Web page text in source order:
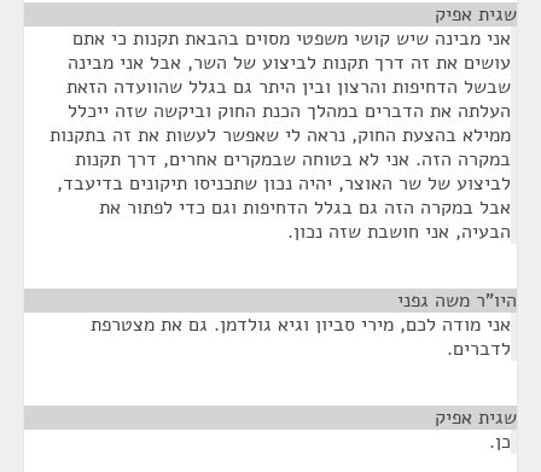
שגית אפיק
אני מבינה שיש קושי משפטי מסוים בהבאת תקנות כי אתם
עושים את זה דרך תקנות לביצוע של השר, אבל אני מבינה
שבשל הדחיפות והרצון ובין היתר גם בגלל שהוועדה הזאת
העלתה את הדברים במהלך הכנת החוק וביקשה שזה ייכלל
ממילא בהצעת החוק, נראה לי שאפשר לעשות את זה בתקנות
במקרה הזה. אני לא בטוחה שבמקרים אחרים, דרך תקנות
לביצוע של שר האוצר, יהיה נכון שתכניסו תיקונים בדיעבד,
אבל במקרה הזה גם בגלל הדחיפות וגם כדי לפתור את
הבעיה, אני חושבת שזה נכון.
היו"ר משה גפני
אני מודה לכם, מירי סביון וגיא גולדמן. גם את מצטרפת
לדברים.
שגית אפיק
כן.